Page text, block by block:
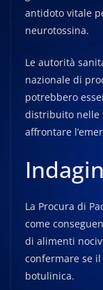
antidoto vitale
neurotossina.
Le autorità
nazionale di
potrebbero
distribuito nelle
affrontare
La Procura di
come
di alimenti
confermare se
botulinica.